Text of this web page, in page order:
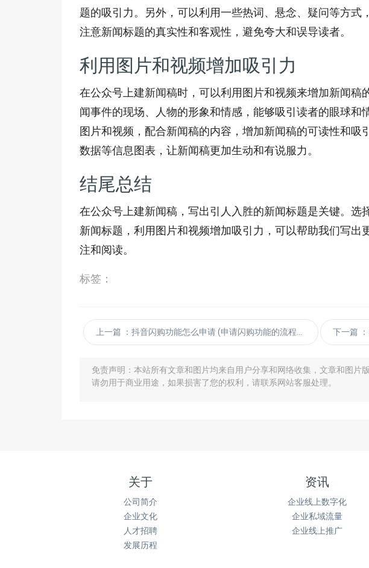
题的吸引力。另外，可以利用一些热词、悬念、疑问等方式
注意新闻标题的真实性和客观性，避免夸大和误导读者。
利用图片和视频增加吸引力
在公众号上建新闻稿时，可以利用图片和视频来增加新闻稿
闻事件的现场、人物的形象和情感，能够吸引读者的眼球和
图片和视频，配合新闻稿的内容，增加新闻稿的可读性和吸
数据等信息图表，让新闻稿更加生动和有说服力。
结尾总结
在公众号上建新闻稿，写出引人入胜的新闻标题是关键。选
新闻标题，利用图片和视频增加吸引力，可以帮助我们写出
注和阅读。
标签：
上一篇 ：抖音闪购功能怎么申请 (申请闪购功能的流程是怎样的) 下一篇
免责声明：本站所有文章和图片均来自用户分享和网络收集，文章和图片
请勿用于商业用途，如果损害了您的权利，请联系网站客服处理。
关于
公司简介
企业文化
人才招聘
发展历程
资讯
企业线上数字化
企业私域流量
企业线上推广